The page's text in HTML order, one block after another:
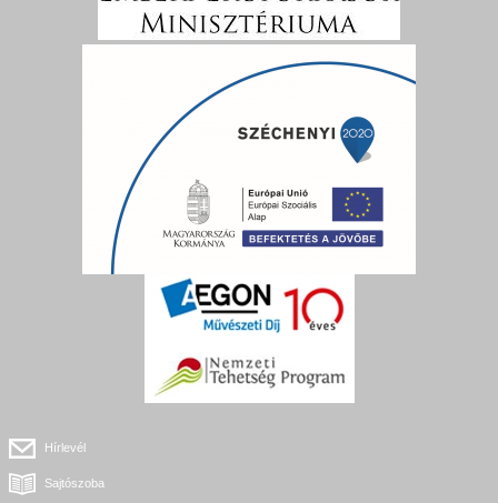
Hírlevél
Sajtószoba